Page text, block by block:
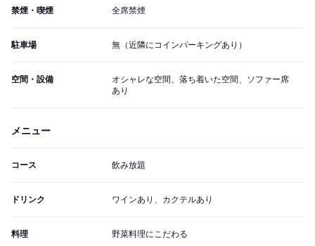
禁煙・喫煙 全席禁煙
駐車場 無（近隣にコインパーキングあり）
空間・設備
オシャレな空間、落ち着いた空間、ソファー席
あり
メニュー
コース 飲み放題
ドリンク ワインあり、カクテルあり
料理 野菜料理にこだわる